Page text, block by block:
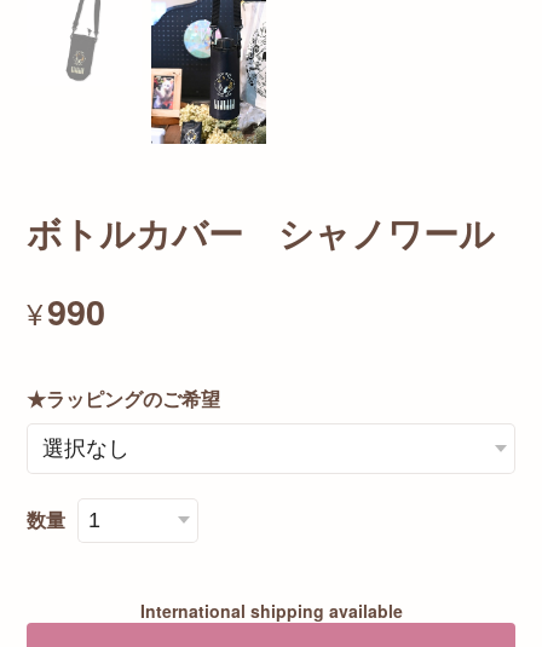
ボトルカバー シャノワール
¥990
★ラッピングのご希望
数量
International shipping available